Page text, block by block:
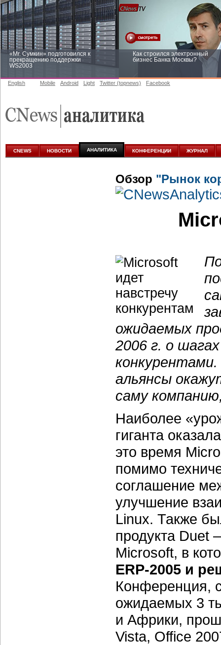
«Mr. Сумкин» подготовился к
прекращению поддержки
WS2003
Как строился электронный
бизнес Банка Москвы?
аналитике
English Mobile Android Light Twitter (topnews) Facebook
CNEWS НОВОСТИ АНАЛИТИКА КОНФЕРЕНЦИИ ЖУРНАЛ
Обзор "Рынок
ожидаемых
2006 г. о
альянсы
саму
Наиболее
гиганта
это время
помимо
соглашение
улучшение
Linux. Также
продукта Duet
Microsoft, в
ERP-2005 и
Конференция,
ожидаемых 3
и Африки,
Vista, Office